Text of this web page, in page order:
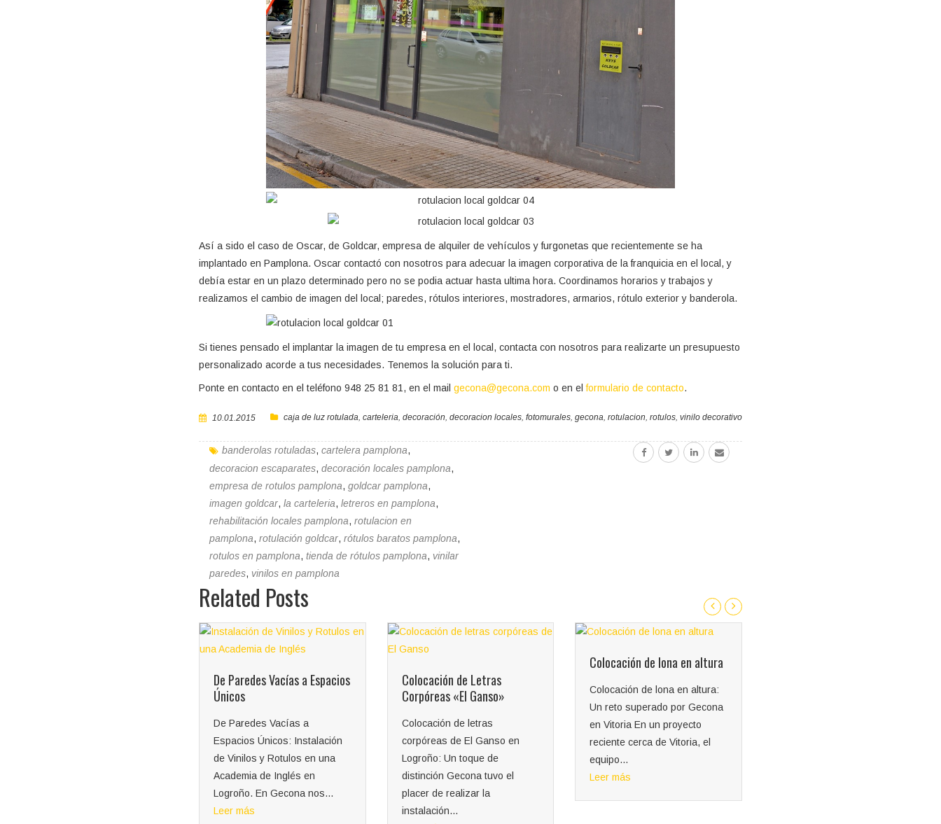
Así a sido el caso de Oscar, de Goldcar, empresa de alquiler de vehículos y furgonetas que recientemente se ha
implantado en Pamplona. Oscar contactó con nosotros para adecuar la imagen corporativa de la franquicia en el local, y
debía estar en un plazo determinado pero no se podia actuar hasta ultima hora. Coordinamos horarios y trabajos y
realizamos el cambio de imagen del local; paredes, rótulos interiores, mostradores, armarios, rótulo exterior y banderola.
Si tienes pensado el implantar la imagen de tu empresa en el local, contacta con nosotros para realizarte un presupuesto
personalizado acorde a tus necesidades. Tenemos la solución para ti.
Ponte en contacto en el teléfono 948 25 81 81, en el mail gecona@gecona.com o en elformulario de contacto.
10.01.2015 caja de luz rotulada,carteleria,decoración,decoracion locales,fotomurales,gecona,rotulacion,rotulos,vinilo decorativo
banderolas rotuladas, cartelera pamplona,
decoracion escaparates, decoración locales pamplona,
empresa de rotulos pamplona, goldcar pamplona,
imagen goldcar, la carteleria, letreros en pamplona,
rehabilitación locales pamplona, rotulacion en
pamplona, rotulación goldcar, rótulos baratos pamplona,
rotulos en pamplona, tienda de rótulos pamplona, vinilar
paredes, vinilos en pamplona
Related Posts
Colocación de Letras
Corpóreas «El Ganso»
Colocación de letras
corpóreas de El Ganso en
Logroño: Un toque de
distinción Gecona tuvo el
placer de realizar la
instalación...
Colocación de lona en altura:
Un reto superado por Gecona
en Vitoria En un proyecto
reciente cerca de Vitoria, el
equipo...
Leer más
Instalación Campaña
Promocional Santa Lucía